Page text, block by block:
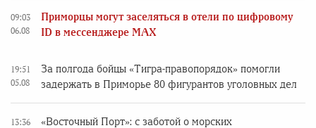
09:03
06.08
Приморцы могут заселяться в отели по цифровому
ID в мессенджере MAX
19:51
05.08
За полгода бойцы «Тигра-правопорядок» помогли
задержать в Приморье 80 фигурантов уголовных дел
13:36
«Восточный Порт»: с заботой о морских